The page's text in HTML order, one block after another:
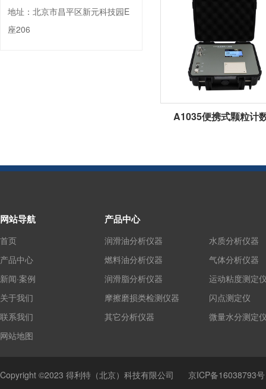
A1035便携式颗粒计
地址： 北京市昌平区新元科技园E
座206
网站导航
首页
产品中心
新闻·案例
关于我们
联系我们
网站地图
产品中心
润滑油分析仪器
燃料油分析仪器
润滑脂分析仪器
摩擦磨损类检测仪器
其它分析仪器
水质分析仪器
气体分析仪器
运动粘度测定
闪点测定仪
微量水分测定
Copyright ©2023 得利特（北京）科技有限公司 京ICP备16038793号